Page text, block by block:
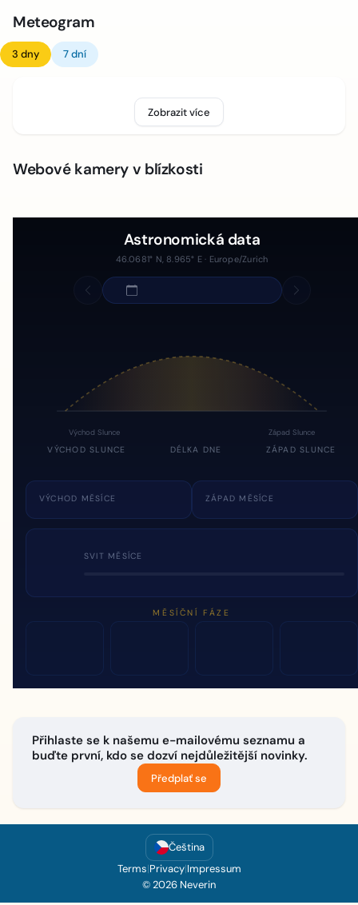
Meteogram
3 dny 7 dní
Zobrazit více
Webové kamery v blízkosti
Astronomická data
46.0681° N, 8.965° E · Europe/Zurich
Východ Slunce Západ Slunce
VÝCHOD SLUNCE DÉLKA DNE ZÁPAD SLUNCE
VÝCHOD MĚSÍCE ZÁPAD MĚSÍCE
SVIT MĚSÍCE
MĚSÍČNÍ FÁZE
Přihlaste se k našemu e-mailovému seznamu a
buďte první, kdo se dozví nejdůležitější novinky.
Předplať se
Čeština
Terms|Privacy|Impressum
© 2026 Neverin